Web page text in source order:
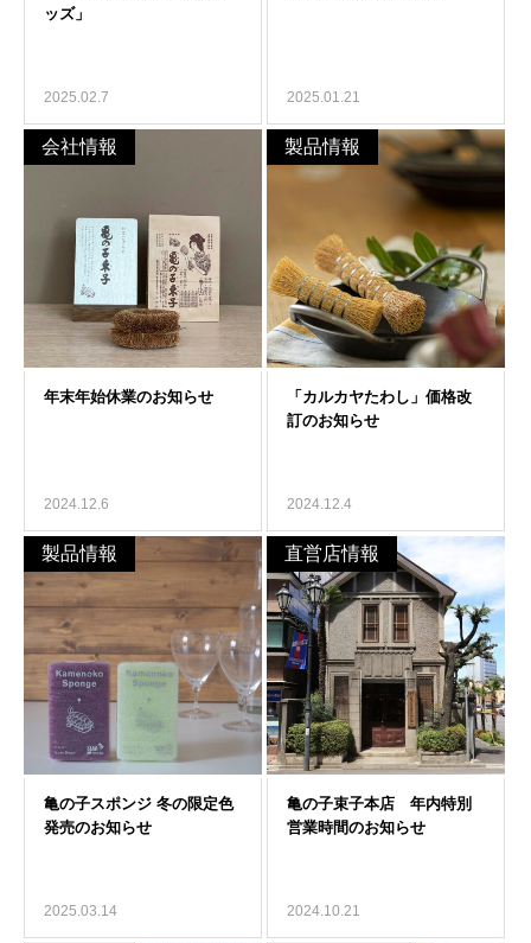
2025.02.7 2025.01.21
会社情報
2024.12.6
製品情報
2024.12.4
製品情報
2025.03.14
直営店情報
2024.10.21